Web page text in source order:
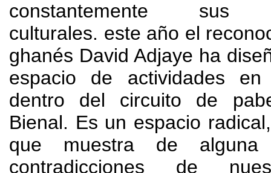
constantemente sus
culturales. este año el
ghanés David Adjaye ha
espacio de actividades
dentro del circuito de
Bienal. Es un espacio radical
que muestra de alguna
contradicciones de